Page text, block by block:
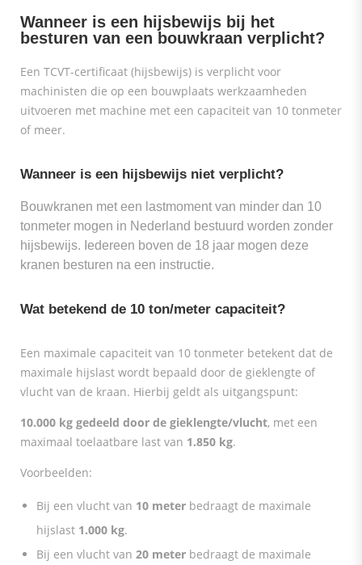
Wanneer is een hijsbewijs bij het
besturen van een bouwkraan verplicht?
Een TCVT-certificaat (hijsbewijs) is verplicht voor
machinisten die op een bouwplaats werkzaamheden
uitvoeren met machine met een capaciteit van 10 tonmeter
of meer.
Wanneer is een hijsbewijs niet verplicht?
Bouwkranen met een lastmoment van minder dan 10
tonmeter mogen in Nederland bestuurd worden zonder
hijsbewijs. Iedereen boven de 18 jaar mogen deze
kranen besturen na een instructie.
Wat betekend de 10 ton/meter capaciteit?
Een maximale capaciteit van 10 tonmeter betekent dat de
maximale hijslast wordt bepaald door de gieklengte of
vlucht van de kraan. Hierbij geldt als uitgangspunt:
10.000 kg gedeeld door de gieklengte/vlucht, met een
maximaal toelaatbare last van 1.850 kg.
Voorbeelden:
Bij een vlucht van 10 meter bedraagt de maximale
hijslast 1.000 kg.
Bij een vlucht van 20 meter bedraagt de maximale